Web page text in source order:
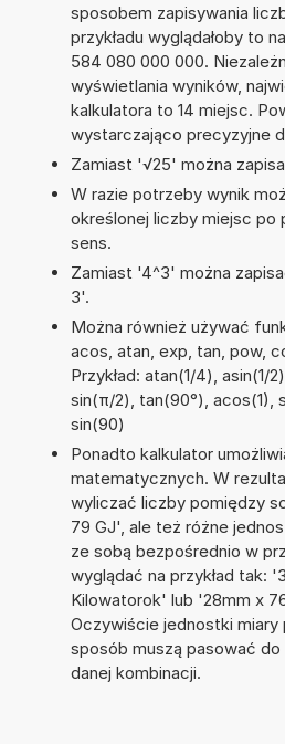
sposobem zapisywania
przykładu wyglądałoby to
584 080 000 000.
wyświetlania wyników,
kalkulatora to 14 miejsc.
wystarczająco precyzyjne
Zamiast '√25' można
W razie potrzeby wynik
określonej liczby miejsc po
sens.
Zamiast '4^3' można
3'.
Można również używać
acos, atan, exp, tan, pow,
Przykład: atan(1/4), asin(1/
sin(π/2), tan(90°), acos(1),
sin(90)
Ponadto kalkulator
matematycznych. W
wyliczać liczby pomiędzy
79 GJ', ale też różne
ze sobą bezpośrednio w
wyglądać na przykład tak:
Kilowatorok' lub '28mm x
Oczywiście jednostki miary
sposób muszą pasować
danej kombinacji.